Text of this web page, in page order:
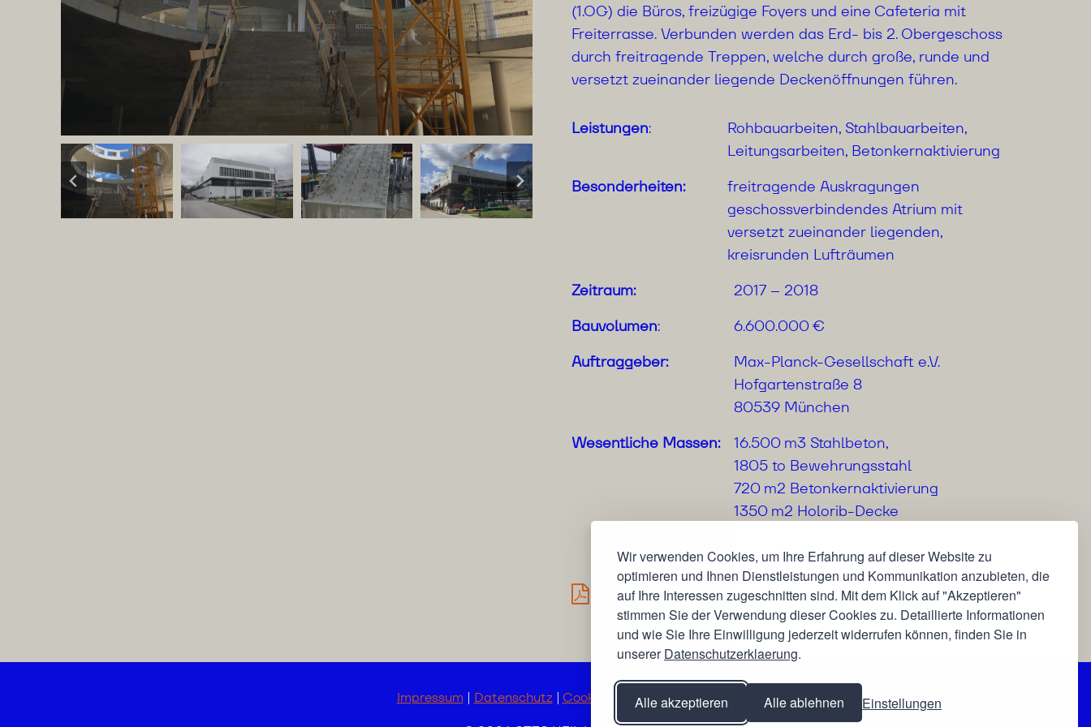
Wir verwenden Cookies, um Ihre Erfahrung auf dieser Website zu
optimieren und Ihnen Dienstleistungen und Kommunikation anzubieten, die
auf Ihre Interessen zugeschnitten sind. Mit dem Klick auf "Akzeptieren"
stimmen Sie der Verwendung dieser Cookies zu. Detaillierte Informationen
und wie Sie Ihre Einwilligung jederzeit widerrufen können, finden Sie in
unsererDatenschutzerklaerung.
Alle akzeptieren Alle ablehnen Einstellungen
(1.OG) die Büros, freizügige Foyers und eine Cafeteria mit
Freiterrasse. Verbunden werden das Erd- bis 2. Obergeschoss
durch freitragende Treppen, welche durch große, runde und
versetzt zueinander liegende Deckenöffnungen führen.
Leistungen:
Rohbauarbeiten, Stahlbauarbeiten,
Leitungsarbeiten, Betonkernaktivierung
Besonderheiten:
freitragende Auskragungen
geschossverbindendes Atrium mit
versetzt zueinander liegenden,
kreisrunden Lufträumen
Zeitraum:
2017 – 2018
Bauvolumen:
6.600.000 €
Auftraggeber:
Max-Planck-Gesellschaft e.V.
Hofgartenstraße 8
80539 München
Wesentliche Massen:
16.500 m3 Stahlbeton,
1805 to Bewehrungsstahl
720 m2 Betonkernaktivierung
1350 m2 Holorib-Decke
PDF herunterladen
Impressum | Datenschutz| Cookie-Einstellungen